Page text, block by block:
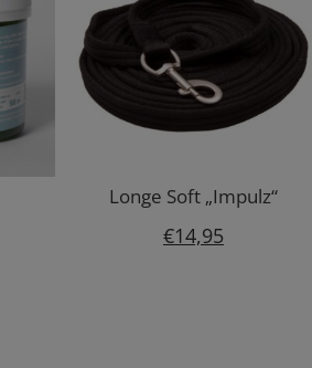
Longe Soft „Impulz“
€14,95